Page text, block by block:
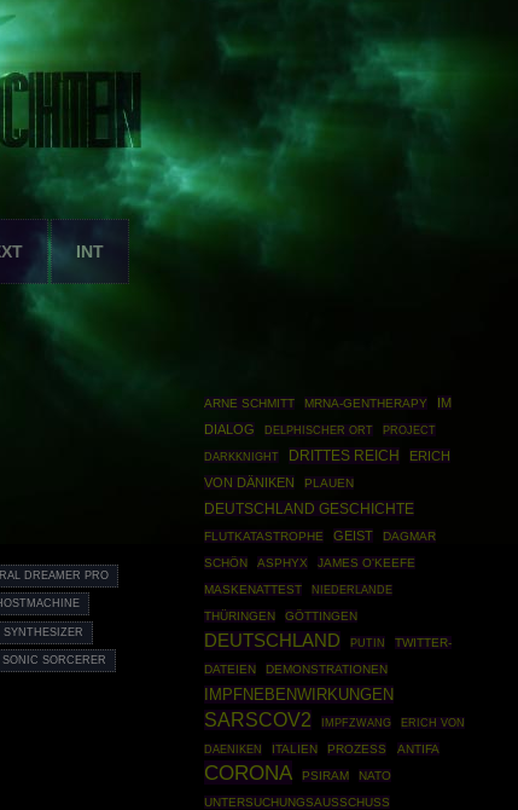
INT
DREAMER PRO
SYNTHESIZER
SONIC SORCERER
ARNE SCHMITT MRNA-GENTHERAPY
IM
DIALOG
DELPHISCHER ORT
PROJECT
DARKKNIGHT
DRITTES REICH
ERICH
VON DÄNIKEN
PLAUEN
DEUTSCHLAND GESCHICHTE
FLUTKATASTROPHE GEIST
DAGMAR
SCHÖN
ASPHYX
JAMES O'KEEFE
MASKENATTEST
NIEDERLANDE
THÜRINGEN GÖTTINGEN
DEUTSCHLAND PUTIN
TWITTER-
DATEIEN
DEMONSTRATIONEN
IMPFNEBENWIRKUNGEN
SARSCOV2 IMPFZWANG ERICH VON
DAENIKEN ITALIEN PROZESS ANTIFA
CORONA PSIRAM
NATO
UNTERSUCHUNGSAUSSCHUSS